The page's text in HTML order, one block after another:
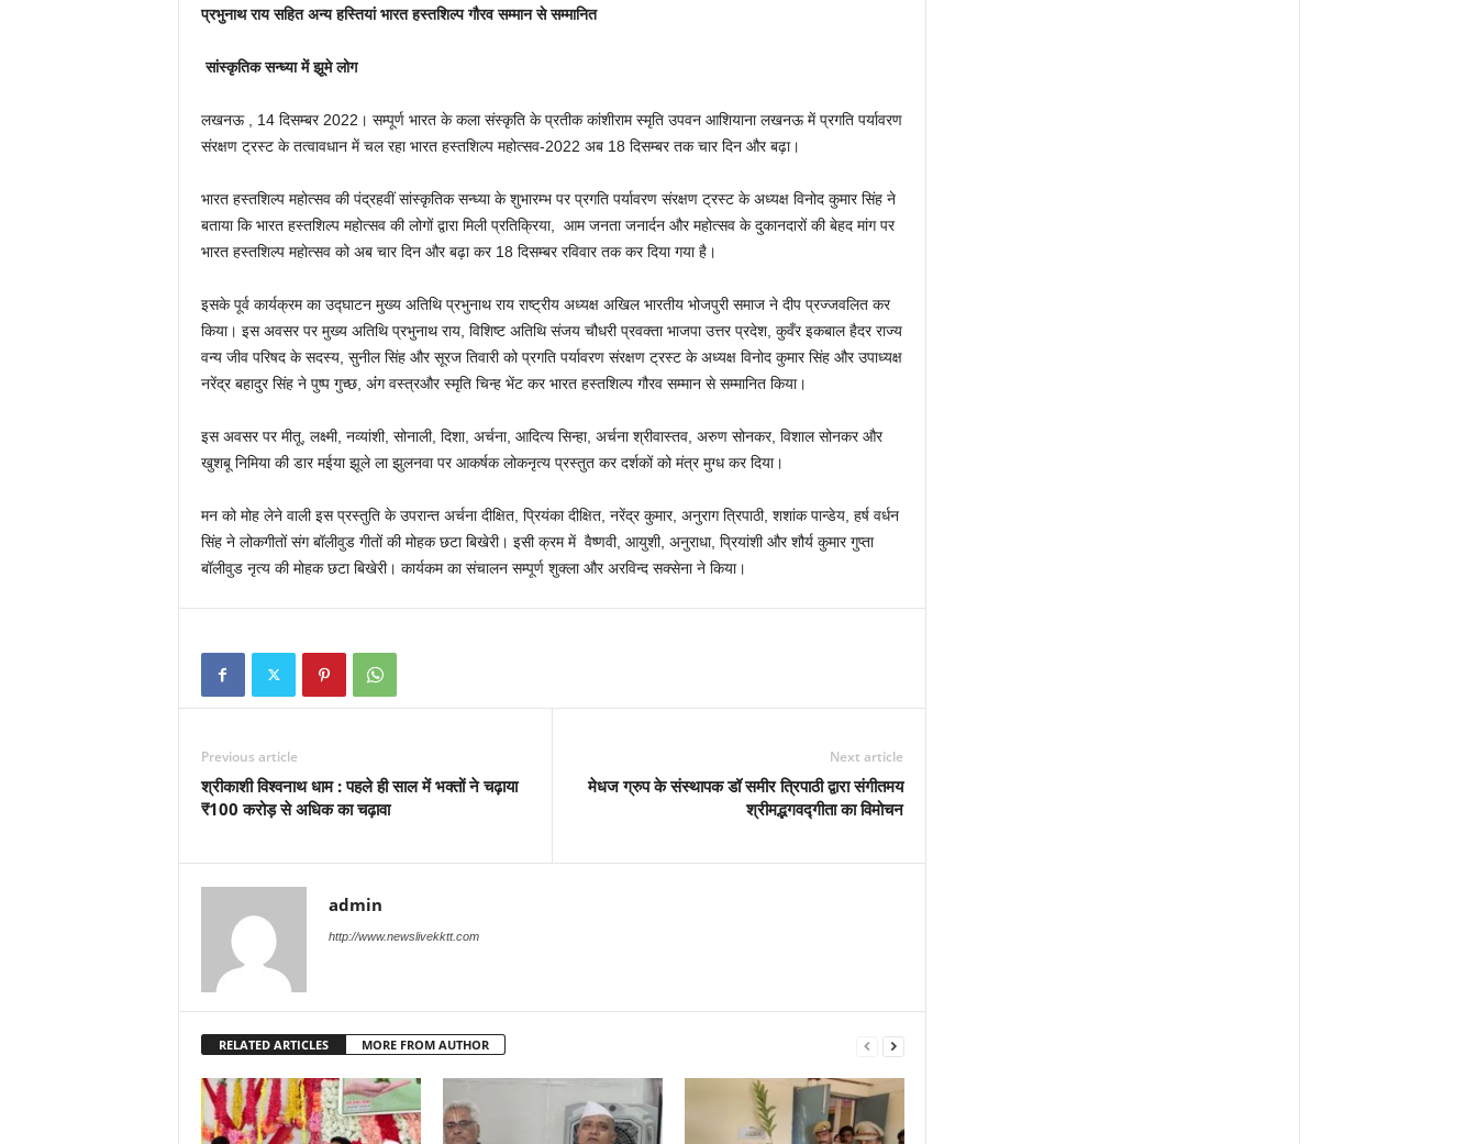
प्रभुनाथ राय सहित अन्य हस्तियां भारत हस्तशिल्प गौरव सम्मान से सम्मानित
सांस्कृतिक सन्ध्या में झूमे लोग
लखनऊ , 14 दिसम्बर 2022। सम्पूर्ण भारत के कला संस्कृति के प्रतीक कांशीराम स्मृति उपवन आशियाना लखनऊ में प्रगति पर्यावरण
संरक्षण ट्रस्ट के तत्वावधान में चल रहा भारत हस्तशिल्प महोत्सव-2022 अब 18 दिसम्बर तक चार दिन और बढ़ा।
भारत हस्तशिल्प महोत्सव की पंद्रहवीं सांस्कृतिक सन्ध्या के शुभारम्भ पर प्रगति पर्यावरण संरक्षण ट्रस्ट के अध्यक्ष विनोद कुमार सिंह ने
बताया कि भारत हस्तशिल्प महोत्सव की लोगों द्वारा मिली प्रतिक्रिया, आम जनता जनार्दन और महोत्सव के दुकानदारों की बेहद मांग पर
भारत हस्तशिल्प महोत्सव को अब चार दिन और बढ़ा कर 18 दिसम्बर रविवार तक कर दिया गया है।
इसके पूर्व कार्यक्रम का उद्घाटन मुख्य अतिथि प्रभुनाथ राय राष्ट्रीय अध्यक्ष अखिल भारतीय भोजपुरी समाज ने दीप प्रज्जवलित कर
किया। इस अवसर पर मुख्य अतिथि प्रभुनाथ राय, विशिष्ट अतिथि संजय चौधरी प्रवक्ता भाजपा उत्तर प्रदेश, कुवँर इकबाल हैदर राज्य
वन्य जीव परिषद के सदस्य, सुनील सिंह और सूरज तिवारी को प्रगति पर्यावरण संरक्षण ट्रस्ट के अध्यक्ष विनोद कुमार सिंह और उपाध्यक्ष
नरेंद्र बहादुर सिंह ने पुष्प गुच्छ, अंंग वस्त्रऔर स्मृति चिन्ह भेंट कर भारत हस्तशिल्प गौरव सम्मान से सम्मानित किया।
इस अवसर पर मीतू, लक्ष्मी, नव्यांशी, सोनाली, दिशा, अर्चना, आदित्य सिन्हा, अर्चना श्रीवास्तव, अरुण सोनकर, विशाल सोनकर और
खुशबू निमिया की डार मईया झूले ला झुलनवा पर आकर्षक लोकनृत्य प्रस्तुत कर दर्शकों को मंत्र मुग्ध कर दिया।
मन को मोह लेने वाली इस प्रस्तुति के उपरान्त अर्चना दीक्षित, प्रियंका दीक्षित, नरेंद्र कुमार, अनुराग त्रिपाठी, शशांक पान्डेय, हर्ष वर्धन
सिंह ने लोकगीतों संग बॉलीवुड गीतों की मोहक छटा बिखेरी। इसी क्रम में वैष्णवी, आयुशी, अनुराधा, प्रियांशी और शौर्य कुमार गुप्ता
बॉलीवुड नृत्य की मोहक छटा बिखेरी। कार्यकम का संचालन सम्पूर्ण शुक्ला और अरविन्द सक्सेना ने किया।
Previous article
श्रीकाशी विश्वनाथ धाम : पहले ही साल में भक्तों ने चढ़ाया
₹100 करोड़ से अधिक का चढ़ावा
Next article
मेधज ग्रुप के संस्थापक डॉ समीर त्रिपाठी द्वारा संगीतमय
श्रीमद्भगवद्गीता का विमोचन
admin
http://www.newslivekktt.com
RELATED ARTICLES MORE FROM AUTHOR